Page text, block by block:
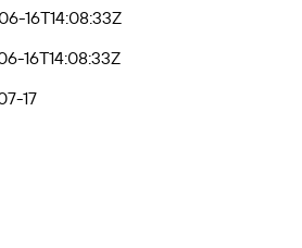
16T14:08:33Z
16T14:08:33Z
17